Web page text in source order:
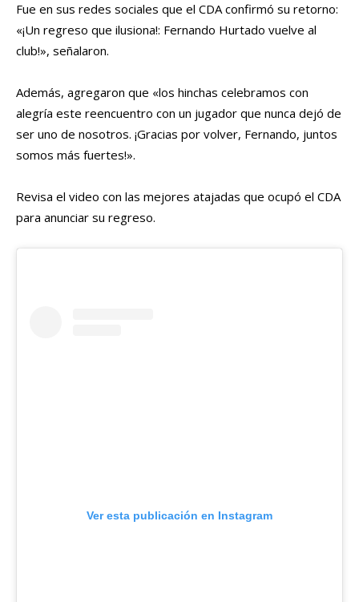
Fue en sus redes sociales que el CDA confirmó su retorno:
«¡Un regreso que ilusiona!: Fernando Hurtado vuelve al
club!», señalaron.
Además, agregaron que «los hinchas celebramos con
alegría este reencuentro con un jugador que nunca dejó de
ser uno de nosotros. ¡Gracias por volver, Fernando, juntos
somos más fuertes!».
Revisa el video con las mejores atajadas que ocupó el CDA
para anunciar su regreso.
Ver esta publicación en Instagram